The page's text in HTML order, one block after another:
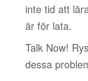
inte tid att
är för lata.
Talk Now!
dessa